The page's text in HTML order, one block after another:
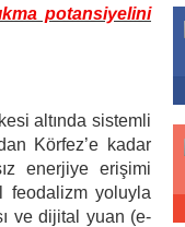
potansiyelini
altında sistemli
Körfez’e kadar
enerjiye erişimi
feodalizm yoluyla
ve dijital yuan (e-